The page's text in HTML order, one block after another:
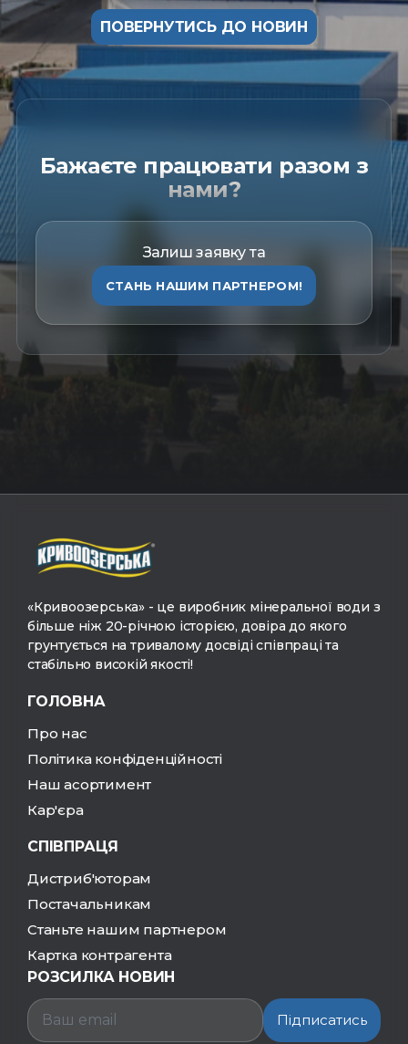
ПОВЕРНУТИСЬ ДО НОВИН
Бажаєте працювати разом з
нами?
Залиш заявку та
СТАНЬ НАШИМ ПАРТНЕРОМ!
«Кривоозерська» - це виробник мінеральної води з
більше ніж 20-річною історією, довіра до якого
грунтується на тривалому досвіді співпраці та
стабільно високій якості!
ГОЛОВНА
Про нас
Політика конфіденційності
Наш асортимент
Кар'єра
СПІВПРАЦЯ
Дистриб'юторам
Постачальникам
Станьте нашим партнером
Картка контрагента
РОЗСИЛКА НОВИН
Підписатись